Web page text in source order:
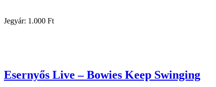
Jegyár: 1.000 Ft
Esernyős Live – Bowies Keep Swinging